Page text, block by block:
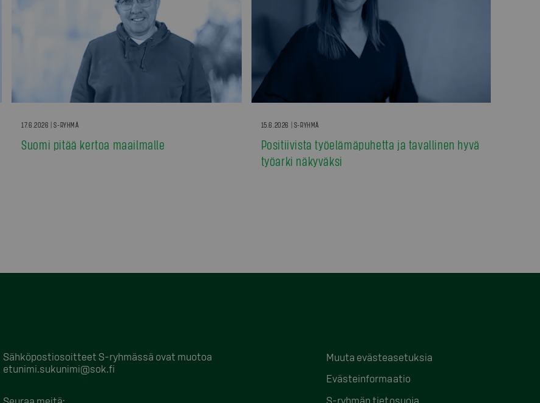
17.6.2026 | S-RYHMÄ
Suomi pitää kertoa maailmalle
15.6.2026 | S-RYHMÄ
Positiivista työelämäpuhetta ja tavallinen hyvä
työarki näkyväksi
Sähköpostiosoitteet S-ryhmässä ovat muotoa
etunimi.sukunimi@sok.fi
Muuta evästeasetuksia
Evästeinformaatio
S-ryhmän tietosuoja